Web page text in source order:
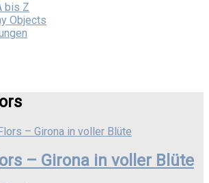
bis Z
Objects
– Girona in voller Blüte